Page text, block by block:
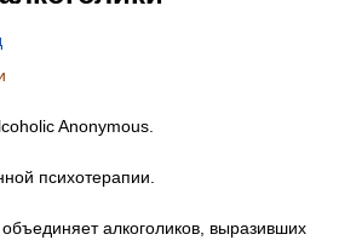
Anonymous.
психотерапии.
алкоголиков, выразивших